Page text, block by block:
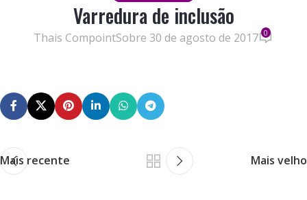
Varredura de inclusão
Thais CompointSobre 30 de agosto de 2017 0
Mais recente Mais velho